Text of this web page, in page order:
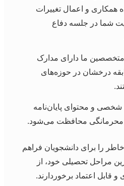
همکاری و اعمال تغییرات
شما در جلسه دفاع
متخصصین ما دارای مدارک
درخشان در حوزه‌های
شخصی و محتوای پایان‌نامه
محرمانگی محافظت می‌شود.
را برای دانشجویان فراهم
مراحل تحصیلی خود، از
اعتماد برخوردارند.